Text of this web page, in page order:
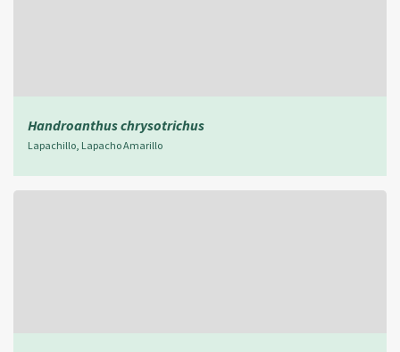
Handroanthus chrysotrichus
Lapachillo, Lapacho Amarillo